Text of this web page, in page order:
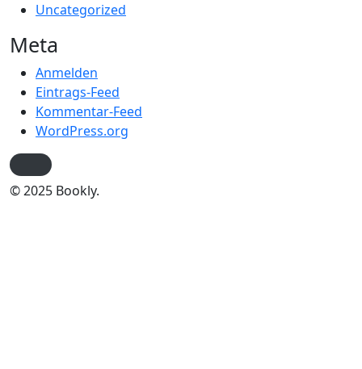
Uncategorized
Meta
Anmelden
Eintrags-Feed
Kommentar-Feed
WordPress.org
© 2025 Bookly.